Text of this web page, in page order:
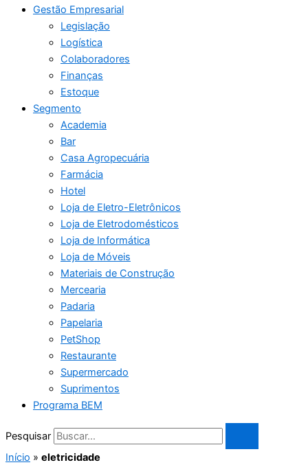
Gestão Empresarial
Legislação
Logística
Colaboradores
Finanças
Estoque
Segmento
Academia
Bar
Casa Agropecuária
Farmácia
Hotel
Loja de Eletro-Eletrônicos
Loja de Eletrodomésticos
Loja de Informática
Loja de Móveis
Materiais de Construção
Mercearia
Padaria
Papelaria
PetShop
Restaurante
Supermercado
Suprimentos
Programa BEM
Pesquisar
Início » eletricidade